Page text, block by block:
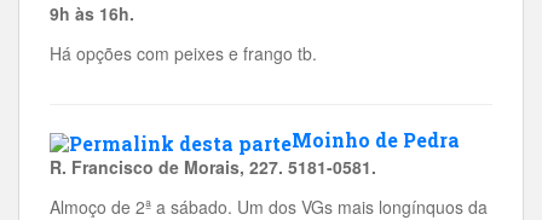
9h às 16h.
Há opções com peixes e frango tb.
Moinho de Pedra
R. Francisco de Morais, 227. 5181-0581.
Almoço de 2ª a sábado. Um dos VGs mais longínquos da